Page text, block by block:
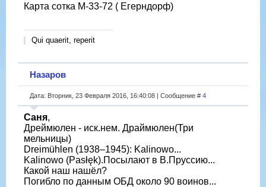
Карта сотка М-33-72 ( Егерндорф)
Qui quaerit, reperit
Назаров
Дата: Вторник, 23 Февраля 2016, 16:40:08 | Сообщение # 4
Саня,
Дреймюлен - иск.нем. Драймюлен(Три
мельницы)
Dreimühlen (1938–1945): Kalinowo...
Kalinowo (Pasłęk).Посылают в В.Пруссию...
Какой наш нашёл?
Погибло по данным ОБД около 90 воинов...